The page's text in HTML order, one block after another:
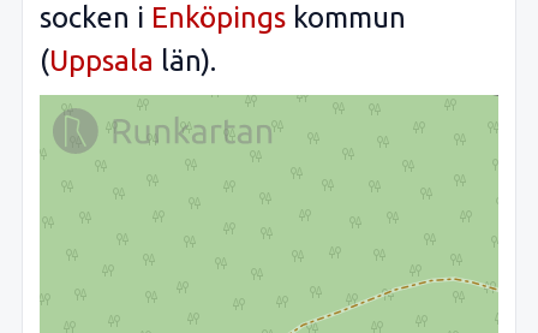
socken i Enköpings kommun
(Uppsala län).